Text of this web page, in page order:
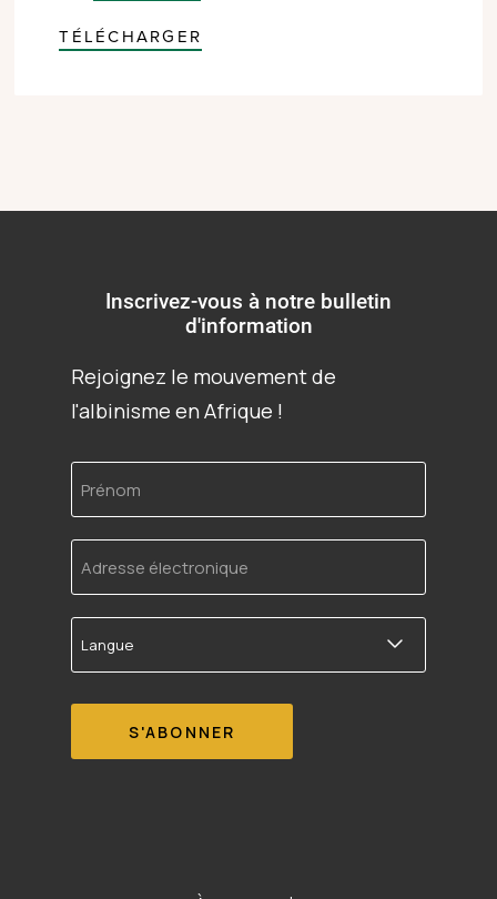
TÉLÉCHARGER
Inscrivez-vous à notre bulletin
d'information
Rejoignez le mouvement de
l'albinisme en Afrique !
Prénom
Adresse
électronique
Langue